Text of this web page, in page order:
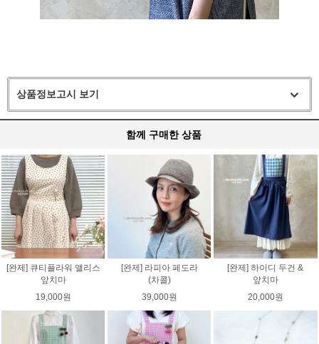
상품정보고시 보기
함께 구매한 상품
[완제] 큐티플라워 앨리스
앞치마
19,000원
[완제] 라피아 페도라
(차콜)
39,000원
[완제] 하이디 두건 &
앞치마
20,000원